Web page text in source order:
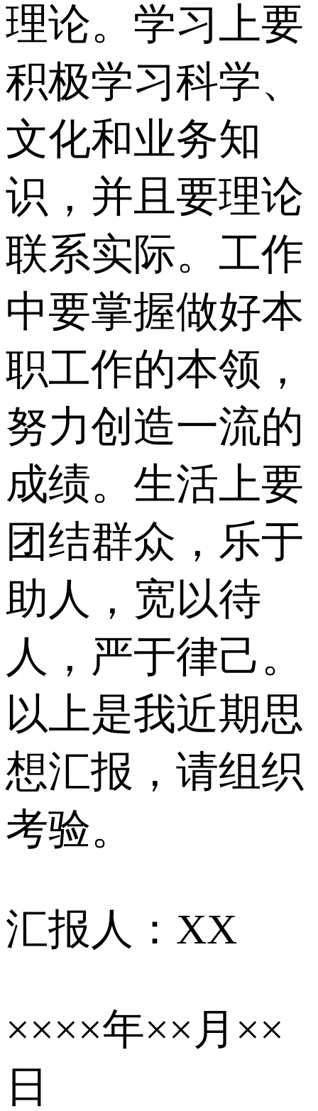
理论。学习上要
积极学习科学、
文化和业务知
识，并且要理论
联系实际。工作
中要掌握做好本
职工作的本领，
努力创造一流的
成绩。生活上要
团结群众，乐于
助人，宽以待
人，严于律己。
以上是我近期思
想汇报，请组织
考验。
汇报人：XX
××××年××月××
日